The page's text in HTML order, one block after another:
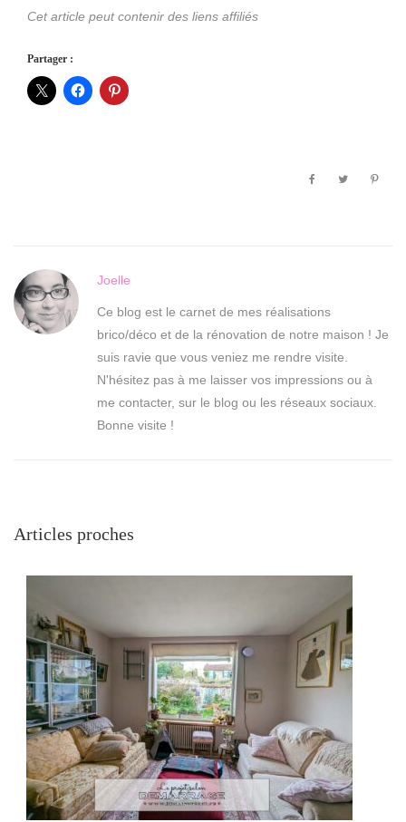
Cet article peut contenir des liens affiliés
Partager :
Joelle
Ce blog est le carnet de mes réalisations
brico/déco et de la rénovation de notre maison ! Je
suis ravie que vous veniez me rendre visite.
N'hésitez pas à me laisser vos impressions ou à
me contacter, sur le blog ou les réseaux sociaux.
Bonne visite !
Articles proches